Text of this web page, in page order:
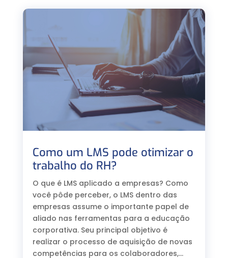
Como um LMS pode otimizar o
trabalho do RH?
O que é LMS aplicado a empresas? Como
você pôde perceber, o LMS dentro das
empresas assume o importante papel de
aliado nas ferramentas para a educação
corporativa. Seu principal objetivo é
realizar o processo de aquisição de novas
competências para os colaboradores,...